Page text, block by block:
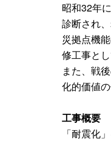
昭和32年
診断され
災拠点機
修工事とし
また、戦
化的価値
工事概要
「耐震化